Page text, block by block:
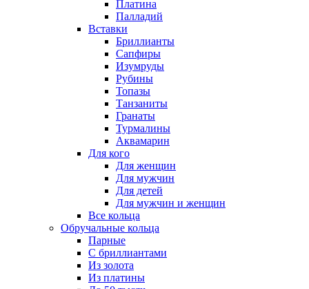
Платина
Палладий
Вставки
Бриллианты
Сапфиры
Изумруды
Рубины
Топазы
Танзаниты
Гранаты
Турмалины
Аквамарин
Для кого
Для женщин
Для мужчин
Для детей
Для мужчин и женщин
Все кольца
Обручальные кольца
Парные
С бриллиантами
Из золота
Из платины